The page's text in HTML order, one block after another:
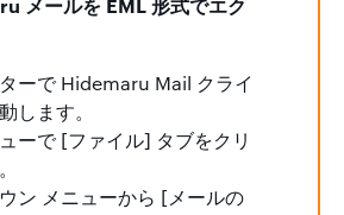
ーで Hidemaru Mail クライ
します。
ーで [ファイル] タブをクリ
ン メニューから [メールの